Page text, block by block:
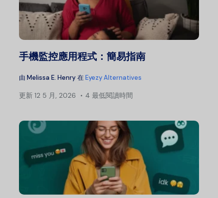
手機監控應用程式：簡易指南
由 Melissa E. Henry 在Eyezy Alternatives
更新 12 5 月, 2026 4 最低閱讀時間